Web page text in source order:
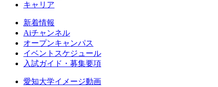
キャリア
新着情報
Aiチャンネル
オープンキャンパス
イベントスケジュール
入試ガイド・募集要項
愛知大学イメージ動画